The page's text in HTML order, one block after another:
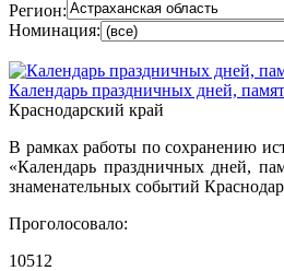
Регион:
Номинация:
Календарь праздничных дней,
Краснодарский край
В рамках работы по сохранению
«Календарь праздничных дней,
знаменательных событий
Проголосовало:
10512